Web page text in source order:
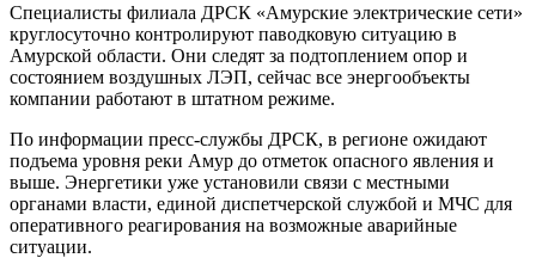
Специалисты филиала ДРСК «Амурские электрические сети»
круглосуточно контролируют паводковую ситуацию в
Амурской области. Они следят за подтоплением опор и
состоянием воздушных ЛЭП, сейчас все энергообъекты
компании работают в штатном режиме.
По информации пресс-службы ДРСК, в регионе ожидают
подъема уровня реки Амур до отметок опасного явления и
выше. Энергетики уже установили связи с местными
органами власти, единой диспетчерской службой и МЧС для
оперативного реагирования на возможные аварийные
ситуации.